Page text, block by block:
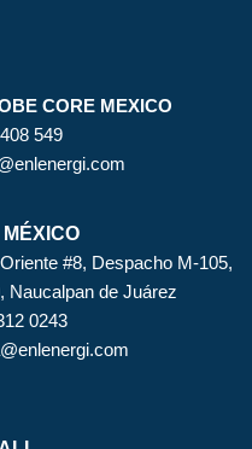
CORE MEXICO
549
#8, Despacho M-105,
Naucalpan de Juárez
0243